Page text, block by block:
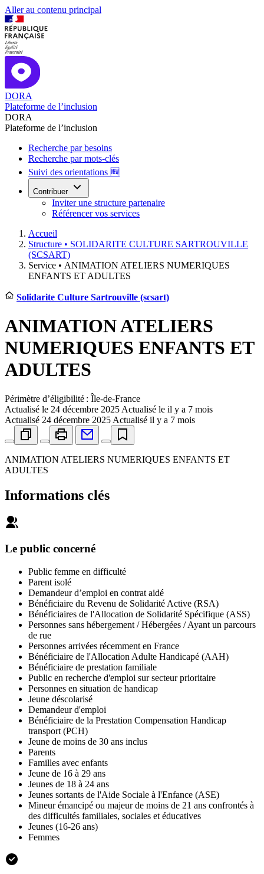
Aller au contenu principal
DORA
Plateforme de l’inclusion
DORA
Plateforme de l’inclusion
Recherche par besoins
Recherche par mots-clés
Suivi des orientations 🆕
Contribuer
Inviter une structure partenaire
Référencer vos services
Accueil
Structure • SOLIDARITE CULTURE SARTROUVILLE
(SCSART)
Service • ANIMATION ATELIERS NUMERIQUES
ENFANTS ET ADULTES
Solidarite Culture Sartrouville (scsart)
ANIMATION ATELIERS
NUMERIQUES ENFANTS ET
ADULTES
Périmètre d’éligibilité : Île-de-France
Actualisé le 24 décembre 2025 Actualisé le il y a 7 mois
Actualisé 24 décembre 2025 Actualisé il y a 7 mois
ANIMATION ATELIERS NUMERIQUES ENFANTS ET
ADULTES
Informations clés
Le public concerné
Public femme en difficulté
Parent isolé
Demandeur d’emploi en contrat aidé
Bénéficiaire du Revenu de Solidarité Active (RSA)
Bénéficiaires de l'Allocation de Solidarité Spécifique (ASS)
Personnes sans hébergement / Hébergées / Ayant un parcours
de rue
Personnes arrivées récemment en France
Bénéficiaire de l'Allocation Adulte Handicapé (AAH)
Bénéficiaire de prestation familiale
Public en recherche d'emploi sur secteur prioritaire
Personnes en situation de handicap
Jeune déscolarisé
Demandeur d'emploi
Bénéficiaire de la Prestation Compensation Handicap
transport (PCH)
Jeune de moins de 30 ans inclus
Parents
Familles avec enfants
Jeune de 16 à 29 ans
Jeunes de 18 à 24 ans
Jeunes sortants de l'Aide Sociale à l'Enfance (ASE)
Mineur émancipé ou majeur de moins de 21 ans confrontés à
des difficultés familiales, sociales et éducatives
Jeunes (16-26 ans)
Femmes